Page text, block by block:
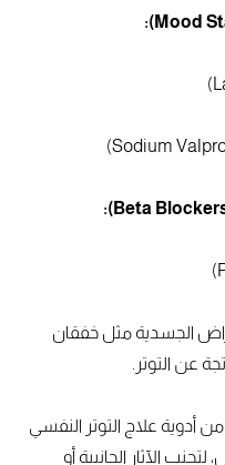
الجسدية مثل خفقان
عن التوتر.
علاج التوتر النفسي
الآثار الجانبية أو